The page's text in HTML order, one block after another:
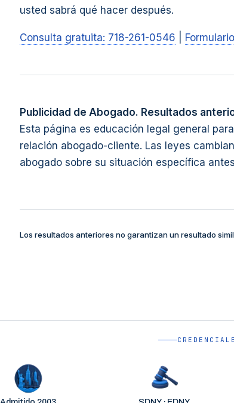
usted sabrá qué hacer después.
Consulta gratuita: 718-261-0546
Publicidad de Abogado. Resultados
Esta página es educación legal general
relación abogado-cliente. Las leyes
abogado sobre su situación específica
Los resultados anteriores no garantizan un resultado